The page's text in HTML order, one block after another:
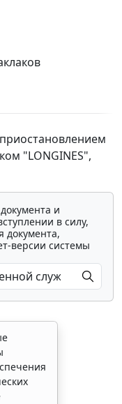
"LONGINES",
и
в силу,
документа,
версии системы